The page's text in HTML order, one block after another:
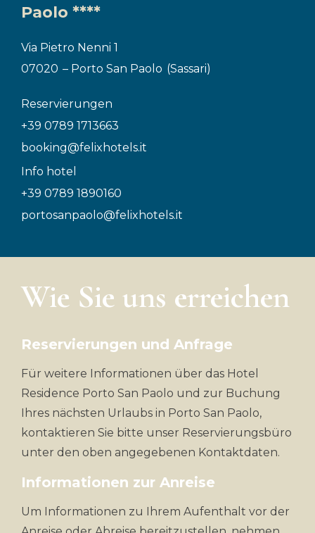
Paolo ****
Via Pietro Nenni 1
07020 – Porto San Paolo (Sassari)
Reservierungen
+39 0789 1713663
booking@felixhotels.it
Info hotel
+39 0789 1890160
portosanpaolo@felixhotels.it
Wie Sie uns erreichen
Reservierungen und Anfrage
Für weitere Informationen über das Hotel
Residence Porto San Paolo und zur Buchung
Ihres nächsten Urlaubs in Porto San Paolo,
kontaktieren Sie bitte unser Reservierungsbüro
unter den oben angegebenen Kontaktdaten.
Informationen zur Anreise
Um Informationen zu Ihrem Aufenthalt vor der